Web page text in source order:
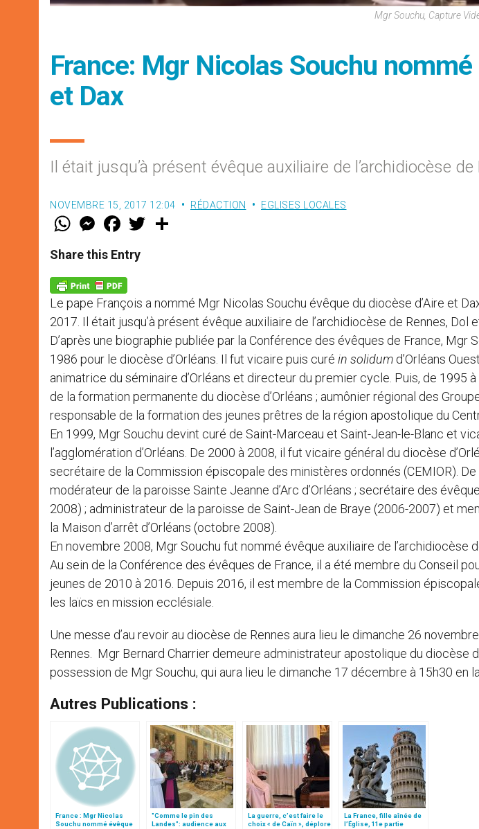
Mgr Souchu, Capture
France: Mgr Nicolas Souchu
et Dax
Il était jusqu’à présent évêque auxiliaire de l’archidiocèse de
NOVEMBRE 15, 2017 12:04 RÉDACTION EGLISES LOCALES
W
t
s
A
p
p
M
e
s
e
n
g
e
r
F
a
e
b
o
k
w
Share this Entry
Le pape François a nommé Mgr Nicolas Souchu évêque du diocèse d’Aire et
2017. Il était jusqu’à présent évêque auxiliaire de l’archidiocèse de Rennes, Dol
D’après une biographie publiée par la Conférence des évêques de France, Mgr
1986 pour le diocèse d’Orléans. Il fut vicaire puis curé in solidum d’Orléans
animatrice du séminaire d’Orléans et directeur du premier cycle. Puis, de 1995
de la formation permanente du diocèse d’Orléans ; aumônier régional des
responsable de la formation des jeunes prêtres de la région apostolique du
En 1999, Mgr Souchu devint curé de Saint-Marceau et Saint-Jean-le-Blanc et
l’agglomération d’Orléans. De 2000 à 2008, il fut vicaire général du diocèse
secrétaire de la Commission épiscopale des ministères ordonnés (CEMIOR).
modérateur de la paroisse Sainte Jeanne d’Arc d’Orléans ; secrétaire des
2008) ; administrateur de la paroisse de Saint-Jean de Braye (2006-2007) et
la Maison d’arrêt d’Orléans (octobre 2008).
En novembre 2008, Mgr Souchu fut nommé évêque auxiliaire de l’archidiocèse
Au sein de la Conférence des évêques de France, il a été membre du Conseil
jeunes de 2010 à 2016. Depuis 2016, il est membre de la Commission
les laïcs en mission ecclésiale.
Une messe d’au revoir au diocèse de Rennes aura lieu le dimanche 26
Rennes. Mgr Bernard Charrier demeure administrateur apostolique du diocèse
possession de Mgr Souchu, qui aura lieu le dimanche 17 décembre à 15h30 en
Autres Publications :
France : Mgr Nicolas
Souchu nommé évêque
"Comme le pin des
Landes": audience aux
La guerre, c’est faire le
choix « de Caïn », déplore
La France, fille aînée de
l’Église, 11e partie